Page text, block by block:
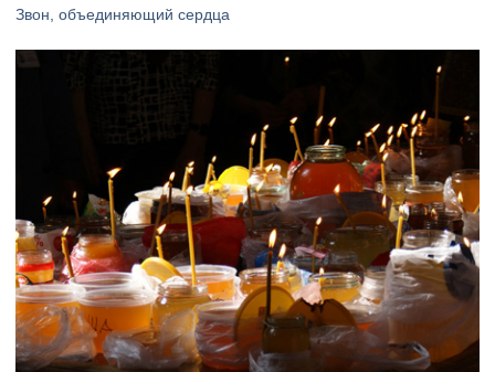
Звон, объединяющий сердца